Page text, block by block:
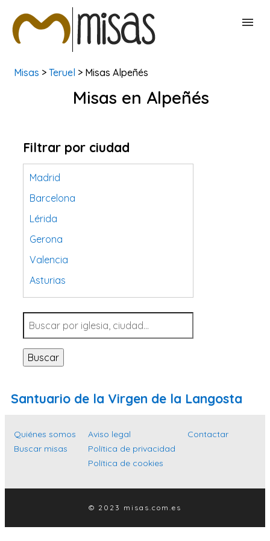
BUSCAR MISAS
Misas > Teruel > Misas Alpeñés
Misas en Alpeñés
Filtrar por ciudad
Madrid
Barcelona
Lérida
Gerona
Valencia
Asturias
Tarragona
Navarra
Valladolid
Sevilla
Santa Cruz de Tenerife
Islas Baleares
Málaga
Toledo
Buscar
Santuario de la Virgen de la Langosta
Quiénes somos
Buscar misas
Aviso legal
Política de privacidad
Política de cookies
Contactar
© 2023 misas.com.es